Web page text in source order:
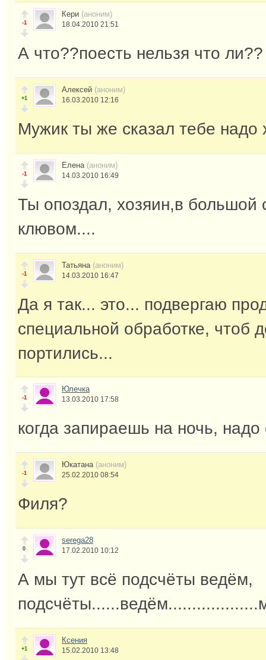
-1
Кери (аноним)
18.04.2010 21:51
А что??поесть нельзя что ли??
+1
Алексей (аноним)
16.03.2010 12:16
Мужик ты же сказал тебе надо
-1
Елена (аноним)
14.03.2010 16:49
Ты опоздал, хозяин,в большой
клювом....
-1
Татьяна (аноним)
14.03.2010 16:47
Да я так... это... подвергаю
специальной обработке, чтоб
портились...
-1
Юлечка
13.03.2010 17:58
когда запираешь на ночь, надо
-1
Юкатана (аноним)
25.02.2010 08:54
Филя?
0
serega28
17.02.2010 10:12
А мы тут всё подсчёты ведём,
+1
Ксения
15.02.2010 13:48